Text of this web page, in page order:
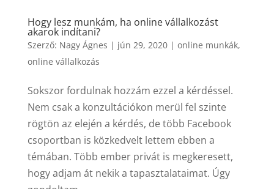
Hogy lesz munkám, ha online vállalkozást
akarok indítani?
Szerző: Nagy Ágnes | jún 29, 2020| online munkák,
online vállalkozás
Sokszor fordulnak hozzám ezzel a kérdéssel.
Nem csak a konzultációkon merül fel szinte
rögtön az elején a kérdés, de több Facebook
csoportban is közkedvelt lettem ebben a
témában. Több ember privát is megkeresett,
hogy adjam át nekik a tapasztalataimat. Úgy